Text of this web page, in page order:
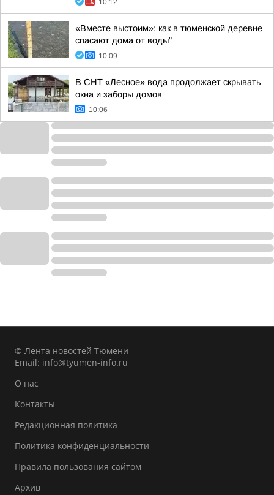
10:12
«Вместе выстоим»: как в тюменской деревне
спасают дома от воды"
10:09
В СНТ «Лесное» вода продолжает скрывать
окна и заборы домов
10:06
© Лента новостей Тюмени
Email: info@tyumen-info.ru
О нас
Контакты
Редакционная политика
Политика конфиденциальности
Правила пользования сайтом
Архив